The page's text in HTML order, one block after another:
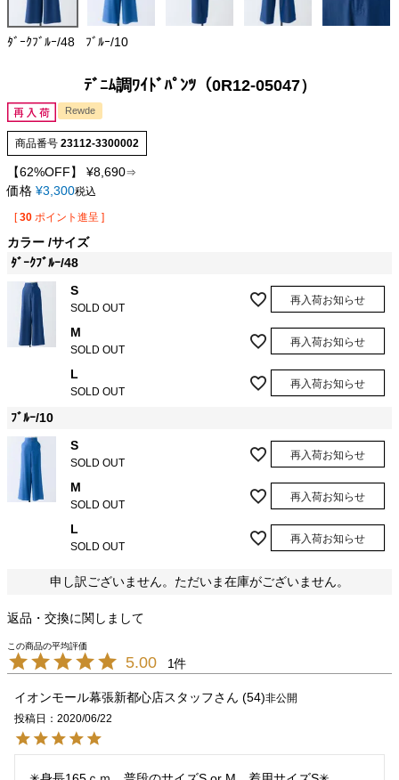
ﾀﾞｰｸﾌﾞﾙｰ/48 ﾌﾞﾙｰ/10
ﾃﾞﾆﾑ調ﾜｲﾄﾞﾊﾟﾝﾂ（0R12-05047）
Rewde
商品番号 23112-3300002
【62%OFF】 ¥8,690⇒
価格 ¥3,300税込
[ 30 ポイント進呈 ]
カラー サイズ
ﾀﾞｰｸﾌﾞﾙｰ/48
S
SOLD OUT
再入荷お知らせ
M
SOLD OUT
再入荷お知らせ
L
SOLD OUT
再入荷お知らせ
ﾌﾞﾙｰ/10
S
SOLD OUT
再入荷お知らせ
M
SOLD OUT
再入荷お知らせ
L
SOLD OUT
再入荷お知らせ
申し訳ございません。ただいま在庫がございません。
返品・交換に関しまして
5.00 1
イオンモール幕張新都心店スタッフ 54 非公開
投稿日
2020/06/22